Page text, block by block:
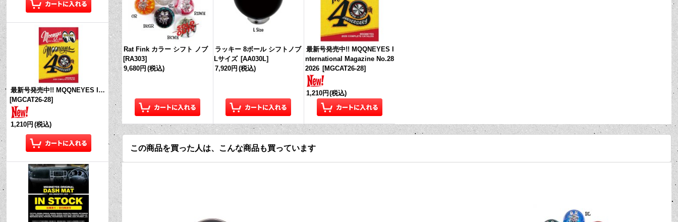
最新号発売中!! MQQNEYES International Magazine No.28 2026
[MGCAT26-28]
1,210円 (税込)
Rat Fink カラー シフト ノブ
[RA303]
9,680円 (税込)
ラッキー 8ボール シフトノブ
Lサイズ [AA030L]
7,920円 (税込)
最新号発売中!! MQQNEYES I
nternational Magazine No.28
2026 [MGCAT26-28]
1,210円 (税込)
この商品を買った人は、こんな商品も買っています